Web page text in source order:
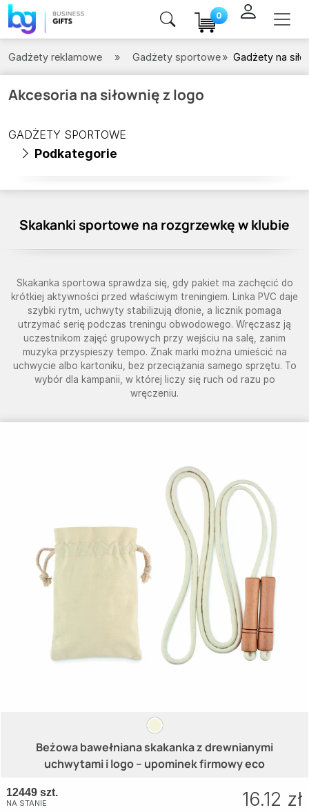
0
Gadżety reklamowe Gadżety sportowe Gadżety na
Akcesoria na siłownię z logo
GADŻETY SPORTOWE
Podkategorie
Skakanki sportowe na rozgrzewkę w klubie
Skakanka sportowa sprawdza się, gdy pakiet ma zachęcić do
krótkiej aktywności przed właściwym treningiem. Linka PVC daje
szybki rytm, uchwyty stabilizują dłonie, a licznik pomaga
utrzymać serię podczas treningu obwodowego. Wręczasz ją
uczestnikom zajęć grupowych przy wejściu na salę, zanim
muzyka przyspieszy tempo. Znak marki można umieścić na
uchwycie albo kartoniku, bez przeciążania samego sprzętu. To
wybór dla kampanii, w której liczy się ruch od razu po
wręczeniu.
Beżowa bawełniana skakanka z drewnianymi
uchwytami i logo – upominek firmowy eco
12449 szt.
NA STANIE 16.12 zł